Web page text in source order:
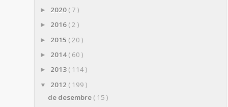
► 2020 ( 7 )
► 2016 ( 2 )
► 2015 ( 20 )
► 2014 ( 60 )
► 2013 ( 114 )
▼ 2012 ( 199 )
de desembre ( 15 )